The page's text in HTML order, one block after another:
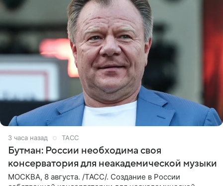
3 часа назад ТАСС
Бутман: России необходима своя
консерватория для неакадемической музыки
МОСКВА, 8 августа. /ТАСС/. Создание в России